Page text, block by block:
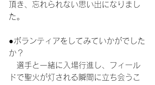
頂き、忘れられない思い出になりまし
た。
●ボランティアをしてみていかがでした
か？
選手と一緒に入場行進し、フィール
ドで聖火が灯される瞬間に立ち会うこ